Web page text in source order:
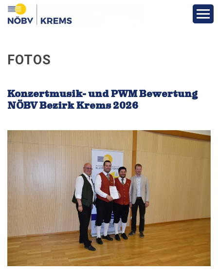
Vereine
Funktionäre
Bewerbe
Veranstaltungen
Bezirksblasorchester
Fotos
FOTOS
Konzertmusik- und PWM Bewertung
NÖBV Bezirk Krems 2026